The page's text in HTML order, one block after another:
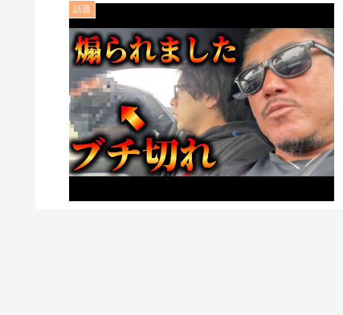
話題